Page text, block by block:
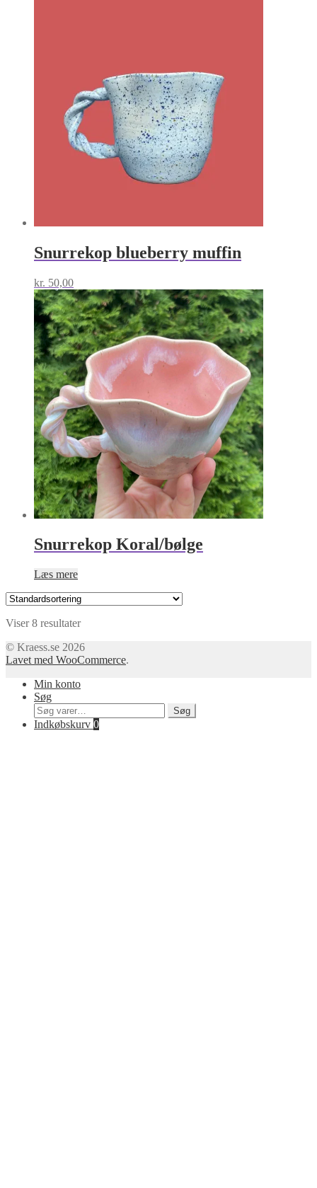
Snurrekop blueberry muffin
kr. 50,00
Snurrekop Koral/bølge
Læs mere
Viser 8 resultater
© Kraess.se 2026
Lavet med WooCommerce.
Min konto
Søg
Søg
efter:
Søg
Indkøbskurv 0